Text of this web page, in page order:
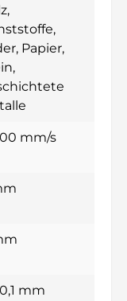
,
,
, Papier,
,
mm/s
mm